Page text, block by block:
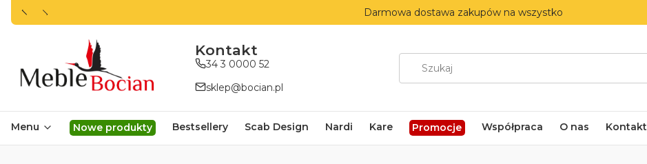
Darmowa dostawa zakupów na wszystko
ㅤㅤㅤㅤㅤㅤㅤㅤKontakt
34 3 0000 52
sklep@bocian.pl
Menu Nowe produkty Bestsellery Scab Design Nardi Kare Promocje Współpraca O nas Kontakt